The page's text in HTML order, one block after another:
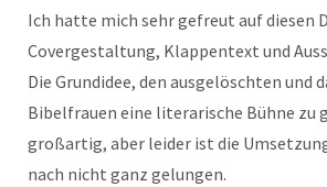
Ich hatte mich sehr gefreut auf diesen
Covergestaltung, Klappentext und
Die Grundidee, den ausgelöschten und
Bibelfrauen eine literarische Bühne zu
großartig, aber leider ist die
nach nicht ganz gelungen.